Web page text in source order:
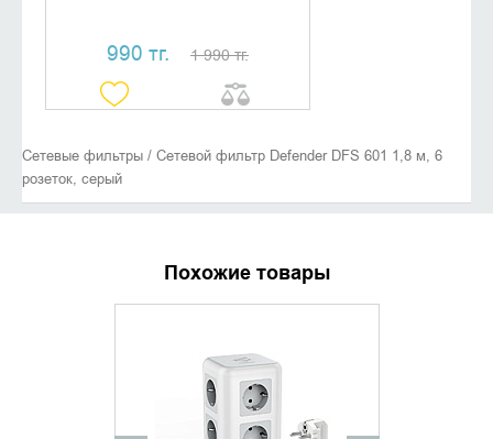
990 тг. 1 990 тг.
Сетевые фильтры / Сетевой фильтр Defender DFS 601 1,8 м, 6
розеток, серый
Похожие товары
УТОЧНИТЬ НАЛИЧИЕ